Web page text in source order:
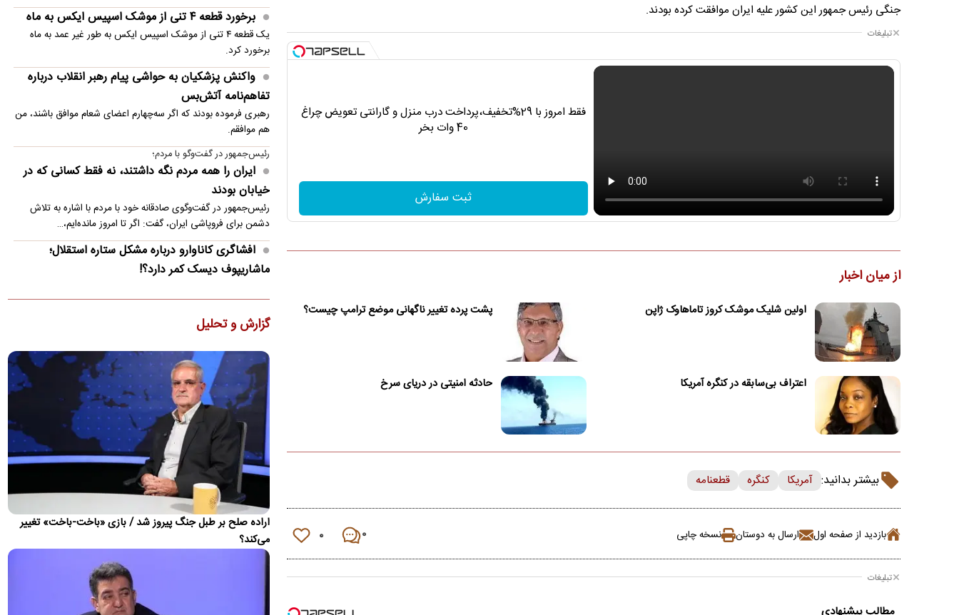
جنگی رئیس جمهور این کشور علیه ایران موافقت کرده بودند.
تبلیغات
فقط امروز با 29%تخفیف،پرداخت درب منزل و گارانتی تعویض چراغ
40 وات بخر
ثبت سفارش
از میان اخبار
اولین شلیک موشک کروز تاماهاوک ژاپن پشت پرده تغییر ناگهانی موضع ترامپ چیست؟
اعتراف بی‌سابقه در کنگره آمریکا حادثه امنیتی در دریای سرخ
بیشتر بدانید: آمریکا کنگره قطعنامه
بازدید از صفحه اول ارسال به دوستان نسخه چاپی ۰ ۰
تبلیغات
برخورد قطعه ۴ تنی از موشک اسپیس ایکس به ماه
یک قطعه ۴ تنی از موشک اسپیس ایکس به طور غیر عمد به ماه
برخورد کرد.
واکنش پزشکیان به حواشی پیام رهبر انقلاب درباره
تفاهم‌نامه آتش‌بس
رهبری فرموده بودند که اگر سه‌چهارم اعضای شعام موافق باشند، من
هم موافقم.
رئیس‌جمهور در گفت‌وگو با مردم؛
ایران را همه مردم نگه داشتند، نه فقط کسانی که در
خیابان بودند
رئیس‌جمهور در گفت‌وگوی صادقانه خود با مردم با اشاره به تلاش
دشمن برای فروپاشی ایران، گفت: اگر تا امروز مانده‌ایم،…
افشاگری کاناوارو درباره مشکل ستاره استقلال؛
ماشاریپوف دیسک کمر دارد؟!
ماشاریپوف به جام جهانی تأکید کرد که برخلاف تصورها،…
کنوانسیون دریای خزر چیست و سهم ایران از آن چه
می‌شود؟
دولت لایحه الحاق ایران به کنوانسیون حقوقی دریای خزر را پس از
هشت سال به مجلس ارسال کرد. جزئیات این کنوانسیون، روند…
ذوق مهران غفوریان از بازیگر شدن دخترش
مهران غفوریان درباره حضور دختر هفت‌ساله‌اش، هانا غفوریان، در
سریال «کلاغ» گفت که پیشنهاد بازی او را مهدی زمین‌پرداز…
ظریف: چین و روسیه شرکای مهم ایران هستند، اما نه
جایگزین همه جهان
دیپلمات پیشین ایران بیان کرد که چین و روسیه شرکای مهم ایران در
آینده خواهند بود، اما این روابط نباید جایگزین تعامل با…
ویدئو؛ جزئیات و لحظه وقوع حادثه امنیتی برای
بالگرد ترامپ
حادثه امنیتی برای بالگرد دونالد ترامپ پس از آن رخ داد که
Marine One در ۴ آگوست از فرودگاه الیپس خارج شد، در حالی
گزارش و تحلیل
اراده صلح بر طبل جنگ پیروز شد / بازی «باخت-باخت» تغییر
می‌کند؟